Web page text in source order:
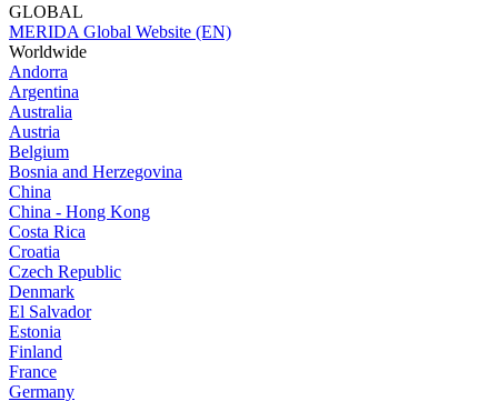
GLOBAL
MERIDA Global Website (EN)
Worldwide
Andorra
Argentina
Australia
Austria
Belgium
Bosnia and Herzegovina
China
China - Hong Kong
Costa Rica
Croatia
Czech Republic
Denmark
El Salvador
Estonia
Finland
France
Germany